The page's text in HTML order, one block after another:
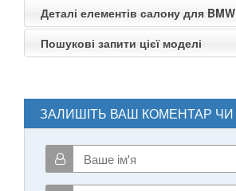
Деталі елементів салону для
Пошукові запити цієї моделі
ЗАЛИШІТЬ ВАШ КОМЕНТАР